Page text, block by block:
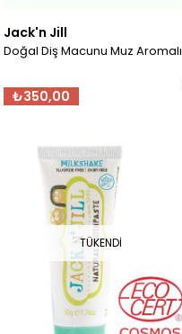
Jack'n Jill
Doğal Diş Macunu Muz Aromalı
₺350,00
TÜKENDI